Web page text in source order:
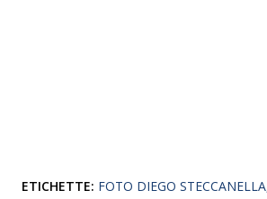
ETICHETTE: FOTO DIEGO STECCANELLA